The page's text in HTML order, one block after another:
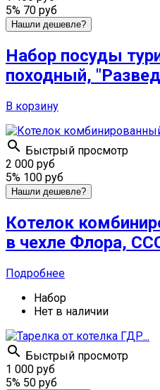
5% 70 руб
Нашли дешевле?
Набор посуды
походный,
В корзину
 Быстрый просмотр
2 000 руб
5% 100 руб
Нашли дешевле?
Котелок
в чехле Флора,
Подробнее
Набор
Нет в наличии
 Быстрый просмотр
1 000 руб
5% 50 руб